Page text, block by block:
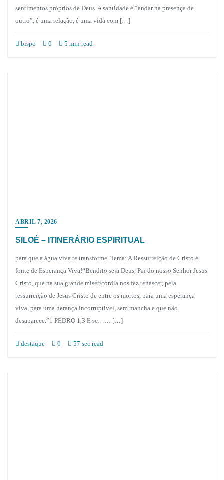
sentimentos próprios de Deus. A santidade é “andar na presença de
outro”, é uma relação, é uma vida com […]
bispo 0 5 min read
ABRIL 7, 2026
SILOÉ – ITINERÁRIO ESPIRITUAL
para que a água viva te transforme. Tema: A Ressurreição de Cristo é
fonte de Esperança Viva!“Bendito seja Deus, Pai do nosso Senhor Jesus
Cristo, que na sua grande misericórdia nos fez renascer, pela
ressurreição de Jesus Cristo de entre os mortos, para uma esperança
viva, para uma herança incorruptível, sem mancha e que não
desaparece.”1 PEDRO 1,3 E se…… […]
destaque 0 57 sec read